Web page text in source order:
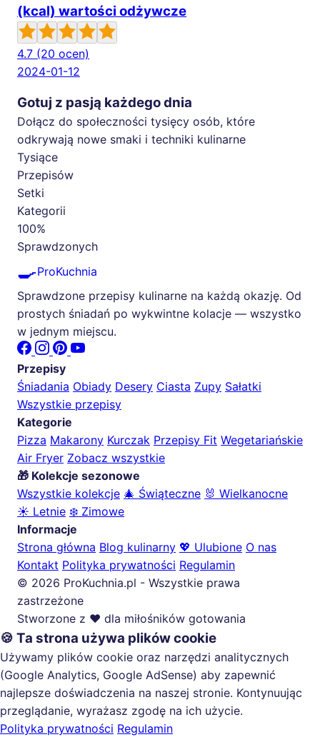
(kcal) wartości odżywcze
4.7 (20 ocen)
2024-01-12
Gotuj z pasją każdego dnia
Dołącz do społeczności tysięcy osób, które
odkrywają nowe smaki i techniki kulinarne
Tysiące
Przepisów
Setki
Kategorii
100%
Sprawdzonych
🍳ProKuchnia
Sprawdzone przepisy kulinarne na każdą okazję. Od
prostych śniadań po wykwintne kolacje — wszystko
w jednym miejscu.
Przepisy
Śniadania Obiady Desery Ciasta Zupy Sałatki
Wszystkie przepisy
Kategorie
Pizza Makarony Kurczak Przepisy Fit Wegetariańskie
Air Fryer Zobacz wszystkie
🎁 Kolekcje sezonowe
Wszystkie kolekcje 🎄 Świąteczne 🐰 Wielkanocne
☀️ Letnie ❄️ Zimowe
Informacje
Strona główna Blog kulinarny 💖 Ulubione O nas
Kontakt Polityka prywatności Regulamin
© 2026 ProKuchnia.pl - Wszystkie prawa
zastrzeżone
Stworzone z ❤️ dla miłośników gotowania
🍪 Ta strona używa plików cookie
Używamy plików cookie oraz narzędzi analitycznych
(Google Analytics, Google AdSense) aby zapewnić
najlepsze doświadczenia na naszej stronie. Kontynuując
przeglądanie, wyrażasz zgodę na ich użycie.
Polityka prywatności Regulamin